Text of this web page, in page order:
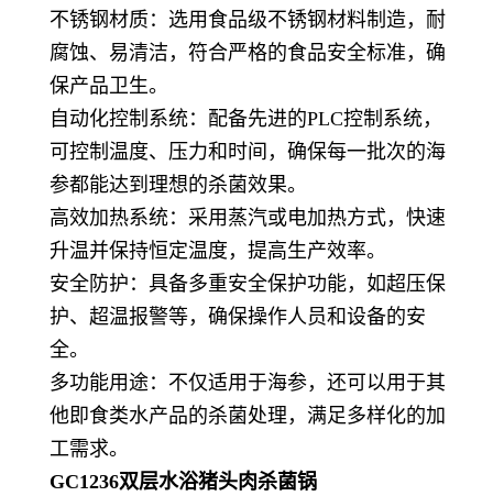
不锈钢材质：选用食品级不锈钢材料制造，耐
腐蚀、易清洁，符合严格的食品安全标准，确
保产品卫生。
自动化控制系统：配备先进的PLC控制系统，
可控制温度、压力和时间，确保每一批次的海
参都能达到理想的杀菌效果。
高效加热系统：采用蒸汽或电加热方式，快速
升温并保持恒定温度，提高生产效率。
安全防护：具备多重安全保护功能，如超压保
护、超温报警等，确保操作人员和设备的安
全。
多功能用途：不仅适用于海参，还可以用于其
他即食类水产品的杀菌处理，满足多样化的加
工需求。
GC1236双层水浴猪头肉杀菌锅